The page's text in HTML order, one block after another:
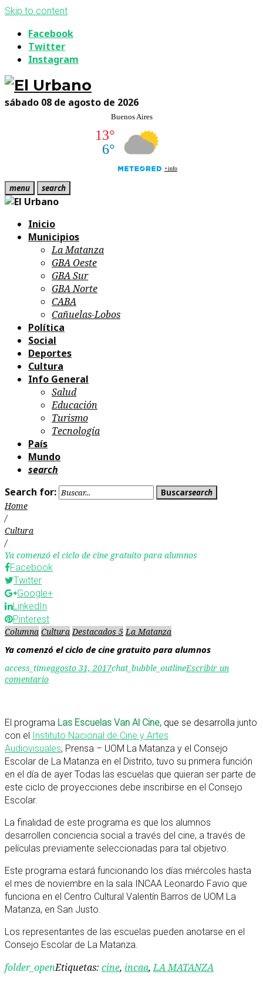
Skip to content
Facebook
Twitter
Instagram
sábado 08 de agosto de 2026
menu search
Inicio
Municipios
La Matanza
GBA Oeste
GBA Sur
GBA Norte
CABA
Cañuelas-Lobos
Política
Social
Deportes
Cultura
Info General
Salud
Educación
Turismo
Tecnología
País
Mundo
search
Search for:
Buscarsearch
Home
/
Cultura
/
Ya comenzó el ciclo de cine gratuito para alumnos
Facebook
Twitter
Google+
LinkedIn
Pinterest
Columna Cultura Destacados 5 La Matanza
Ya comenzó el ciclo de cine gratuito para alumnos
access_timeagosto 31, 2017chat_bubble_outlineEscribir un
comentario
El programa Las Escuelas Van Al Cine, que se desarrolla junto
con el Instituto Nacional de Cine y Artes
Audiovisuales, Prensa – UOM La Matanza y el Consejo
Escolar de La Matanza en el Distrito, tuvo su primera función
en el día de ayer Todas las escuelas que quieran ser parte de
este ciclo de proyecciones debe inscribirse en el Consejo
Escolar.
La finalidad de este programa es que los alumnos
desarrollen conciencia social a través del cine, a través de
películas previamente seleccionadas para tal objetivo.
Este programa estará funcionando los días miércoles hasta
el mes de noviembre en la sala INCAA Leonardo Favio que
funciona en el Centro Cultural Valentín Barros de UOM La
Matanza, en San Justo.
Los representantes de las escuelas pueden anotarse en el
Consejo Escolar de La Matanza.
folder_openEtiquetas: cine, incaa,LA MATANZA